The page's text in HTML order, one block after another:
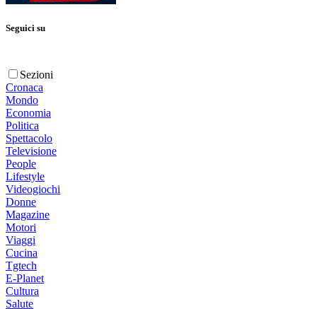
Seguici su
Sezioni
Cronaca
Mondo
Economia
Politica
Spettacolo
Televisione
People
Lifestyle
Videogiochi
Donne
Magazine
Motori
Viaggi
Cucina
Tgtech
E-Planet
Cultura
Salute